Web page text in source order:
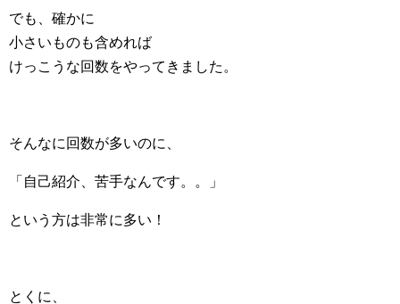
でも、確かに
小さいものも含めれば
けっこうな回数をやってきました。
そんなに回数が多いのに、
「自己紹介、苦手なんです。。」
という方は非常に多い！
とくに、